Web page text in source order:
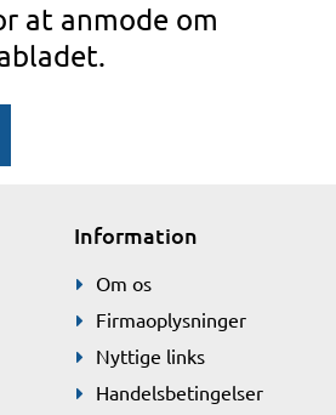
at anmode om
Information
Om os
Firmaoplysninger
Nyttige links
Handelsbetingelser